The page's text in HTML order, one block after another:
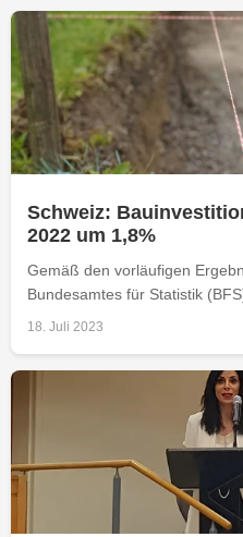
Schweiz:
2022 um 1,8%
Gemäß den vorläufigen
Bundesamtes für Statistik
18. Juli 2023